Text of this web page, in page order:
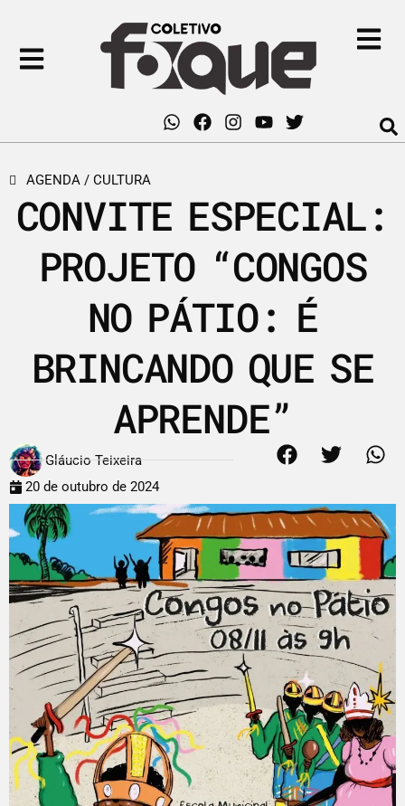
AGENDA / CULTURA
CONVITE ESPECIAL:
PROJETO “CONGOS
NO PÁTIO: É
BRINCANDO QUE SE
APRENDE”
Gláucio Teixeira
20 de outubro de 2024